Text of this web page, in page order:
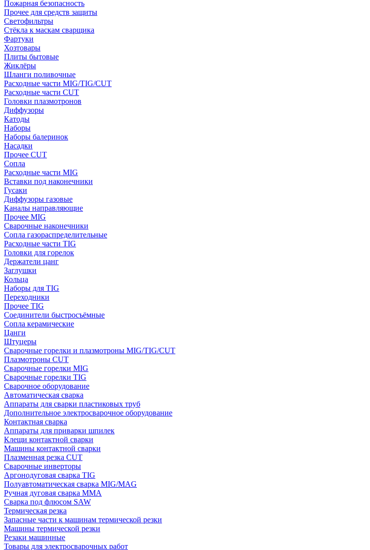
Пожарная безопасность
Прочее для средств защиты
Светофильтры
Стёкла к маскам сварщика
Фартуки
Хозтовары
Плиты бытовые
Жиклёры
Шланги поливочные
Расходные части MIG/TIG/CUT
Расходные части CUT
Головки плазмотронов
Диффузоры
Катоды
Наборы
Наборы балеринок
Насадки
Прочее CUT
Сопла
Расходные части MIG
Вставки под наконечники
Гусаки
Диффузоры газовые
Каналы направляющие
Прочее MIG
Сварочные наконечники
Сопла газораспределительные
Расходные части TIG
Головки для горелок
Держатели цанг
Заглушки
Кольца
Наборы для TIG
Переходники
Прочее TIG
Соединители быстросъёмные
Сопла керамические
Цанги
Штуцеры
Сварочные горелки и плазмотроны MIG/TIG/CUT
Плазмотроны CUT
Сварочные горелки MIG
Сварочные горелки TIG
Сварочное оборудование
Автоматическая сварка
Аппараты для сварки пластиковых труб
Дополнительное электросварочное оборудование
Контактная сварка
Аппараты для приварки шпилек
Клещи контактной сварки
Машины контактной сварки
Плазменная резка CUT
Сварочные инверторы
Аргонодуговая сварка TIG
Полуавтоматическая сварка MIG/MAG
Ручная дуговая сварка MMA
Сварка под флюсом SAW
Термическая резка
Запасные части к машинам термической резки
Машины термической резки
Резаки машинные
Товары для электросварочных работ